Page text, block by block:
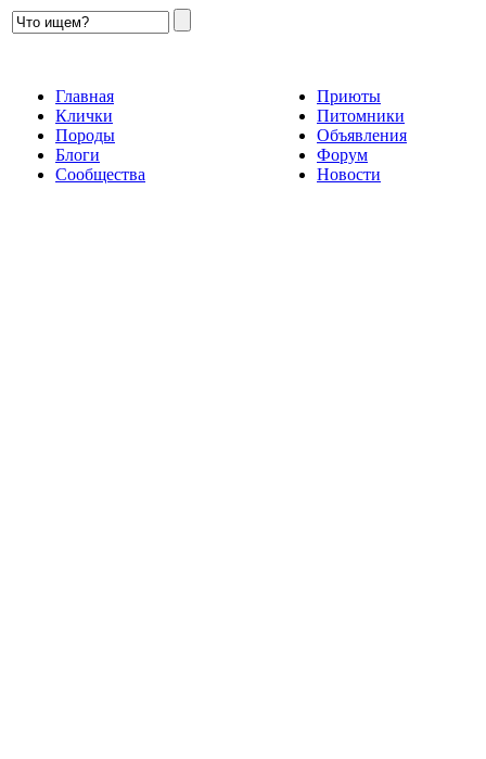
Главная
Клички
Породы
Блоги
Сообщества
Приюты
Питомники
Объявления
Форум
Новости